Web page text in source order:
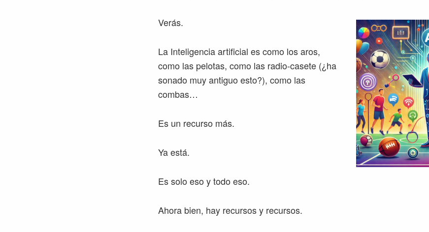
Verás.
La Inteligencia artificial es como los aros,
como las pelotas, como las radio-casete (¿ha
sonado muy antiguo esto?), como las
combas…
Es un recurso más.
Ya está.
Es solo eso y todo eso.
Ahora bien, hay recursos y recursos.